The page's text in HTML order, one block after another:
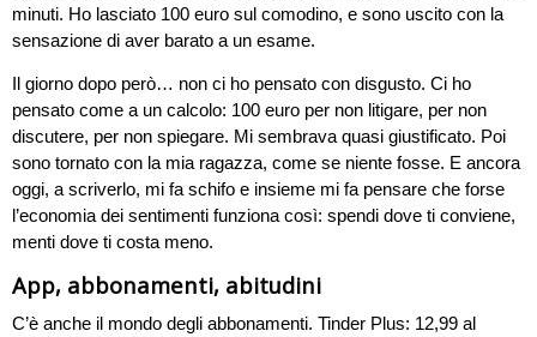
minuti. Ho lasciato 100 euro sul comodino, e sono uscito con la
sensazione di aver barato a un esame.
Il giorno dopo però… non ci ho pensato con disgusto. Ci ho
pensato come a un calcolo: 100 euro per non litigare, per non
discutere, per non spiegare. Mi sembrava quasi giustificato. Poi
sono tornato con la mia ragazza, come se niente fosse. E ancora
oggi, a scriverlo, mi fa schifo e insieme mi fa pensare che forse
l’economia dei sentimenti funziona così: spendi dove ti conviene,
menti dove ti costa meno.
App, abbonamenti, abitudini
C’è anche il mondo degli abbonamenti. Tinder Plus: 12,99 al